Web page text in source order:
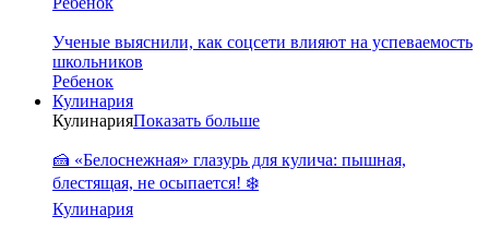
Ученые выяснили, как соцсети влияют на успеваемость
школьников
Ребенок
Кулинария
КулинарияПоказать больше
🍰 «Белоснежная» глазурь для кулича: пышная,
блестящая, не осыпается! ❄️
Кулинария